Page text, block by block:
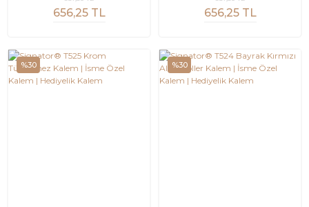
656,25 TL 656,25 TL
%30 %30